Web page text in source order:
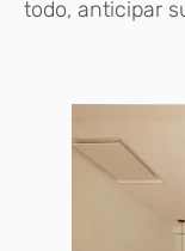
todo, anticipar